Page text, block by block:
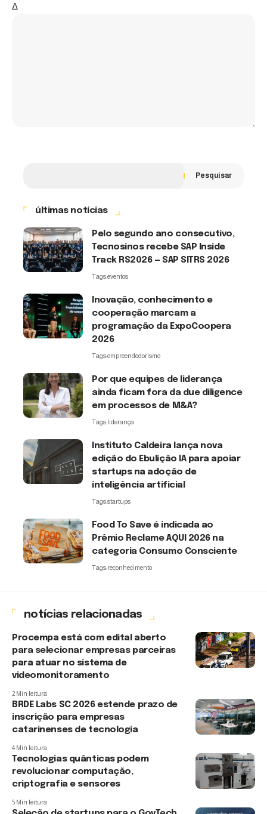
Δ
Pesquisar
últimas notícias
Pelo segundo ano consecutivo,
Tecnosinos recebe SAP Inside
Track RS2026 — SAP SITRS 2026
Tags:eventos
Inovação, conhecimento e
cooperação marcam a
programação da ExpoCoopera
2026
Tags:empreendedorismo
Por que equipes de liderança
ainda ficam fora da due diligence
em processos de M&A?
Tags:liderança
Instituto Caldeira lança nova
edição do Ebulição IA para apoiar
startups na adoção de
inteligência artificial
Tags:startups
Food To Save é indicada ao
Prêmio Reclame AQUI 2026 na
categoria Consumo Consciente
Tags:reconhecimento
notícias relacionadas
Procempa está com edital aberto
para selecionar empresas parceiras
para atuar no sistema de
videomonitoramento
2 Min leitura
BRDE Labs SC 2026 estende prazo de
inscrição para empresas
catarinenses de tecnologia
4 Min leitura
Tecnologias quânticas podem
revolucionar computação,
criptografia e sensores
5 Min leitura